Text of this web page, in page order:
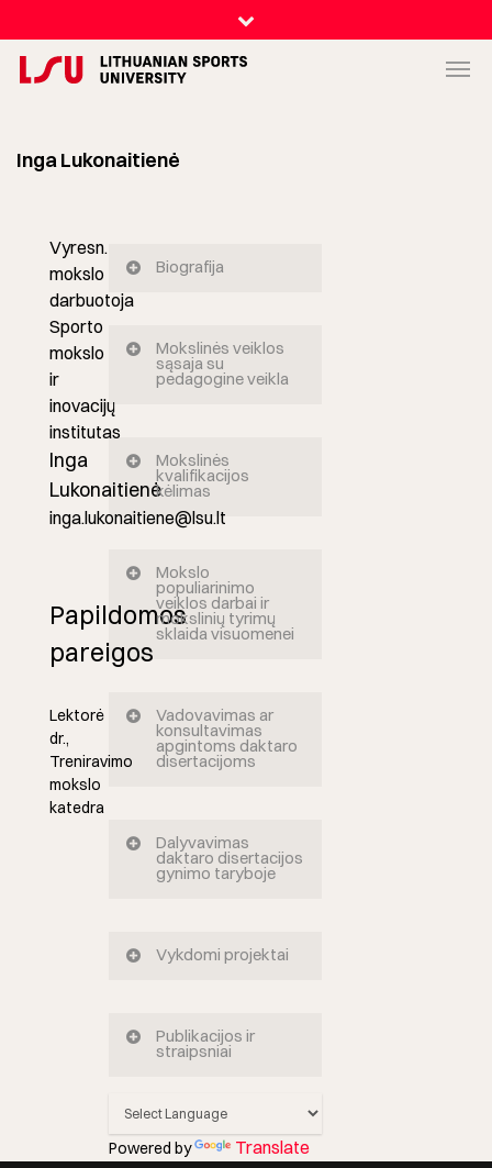
Inga Lukonaitienė
Vyresn.
mokslo
darbuotoja
Sporto
mokslo
ir
inovacijų
institutas
Inga
Lukonaitienė
inga.lukonaitiene@lsu.lt
Papildomos
pareigos
Lektorė
dr.,
Treniravimo
mokslo
katedra
Biografija
Mokslinės veiklos
sąsaja su
pedagogine veikla
Mokslinės
kvalifikacijos
kėlimas
Mokslo
populiarinimo
veiklos darbai ir
mokslinių tyrimų
sklaida visuomenei
Vadovavimas ar
konsultavimas
apgintoms daktaro
disertacijoms
Dalyvavimas
daktaro disertacijos
gynimo taryboje
Vykdomi projektai
Publikacijos ir
straipsniai
Powered by Translate